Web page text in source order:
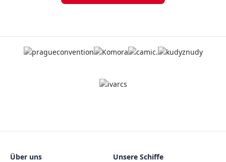
Über uns Unsere Schiffe